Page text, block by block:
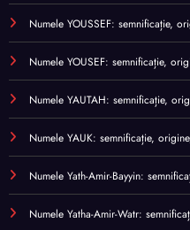
Numele YOUSSEF: semnificație,
Numele YOUSEF: semnificație,
Numele YAUTAH: semnificație,
Numele YAUK: semnificație,
Numele Yath-Amir-Bayyin:
Numele Yatha-Amir-Watr: